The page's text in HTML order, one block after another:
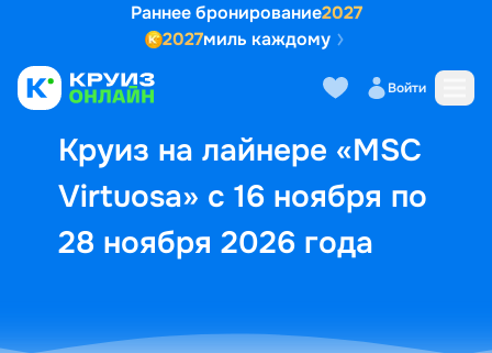
Раннее бронирование2027
2027миль каждому
Войти
Круиз на лайнере «MSC
Virtuosa» с 16 ноября по
28 ноября 2026 года
Выбор кают Маршрут и